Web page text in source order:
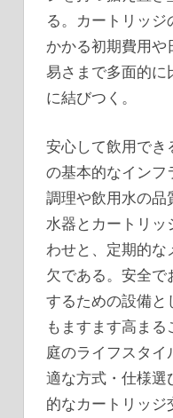
る。カートリッジ
かかる初期費用や
易さまで多面的に
に結びつく。
安心して飲用でき
の基本的なインフ
調理や飲用水の品
水器とカートリッ
わせと、定期的
欠である。安全で
するための設備と
もますます高ま
庭のライフスタ
適な方式・仕様選
的なカートリッジ